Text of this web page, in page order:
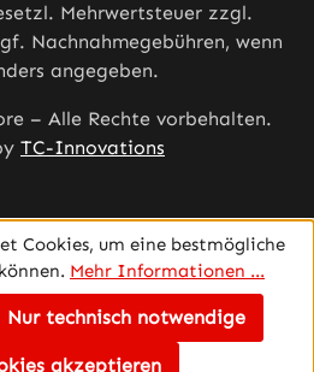
Mehrwertsteuer zzgl.
Nachnahmegebühren, wenn
angegeben.
– Alle Rechte vorbehalten.
TC-Innovations
Cookies, um eine bestmögliche
Mehr Informationen ...
Nur technisch notwendige
akzeptieren